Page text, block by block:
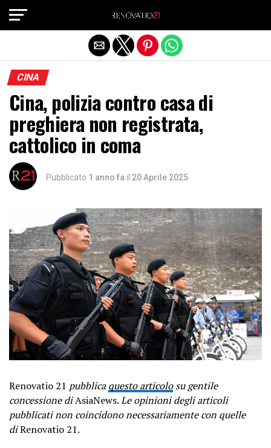
CINA
Cina, polizia contro casa di
preghiera non registrata,
cattolico in coma
Pubblicato 1 anno fa il 20 Aprile 2025
Renovatio 21 pubblicaquesto articolosu gentile
concessione diAsiaNews.Le opinioni degli articoli
pubblicati non coincidono necessariamente con quelle
diRenovatio 21.
Exit mobile version